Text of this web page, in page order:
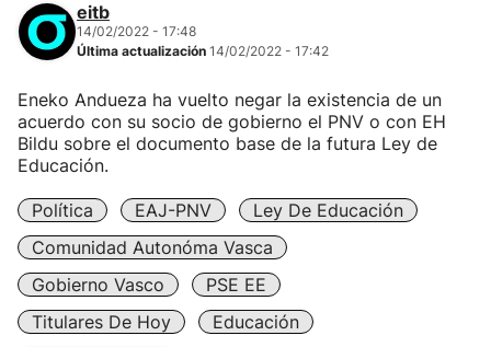
eitb
14/02/2022 - 17:48
Última actualización 14/02/2022 - 17:42
Eneko Andueza ha vuelto negar la existencia de un
acuerdo con su socio de gobierno el PNV o con EH
Bildu sobre el documento base de la futura Ley de
Educación.
Política EAJ-PNV
Ley De Educación
Comunidad Autonóma Vasca
Gobierno Vasco
PSE EE
Titulares De Hoy
Educación